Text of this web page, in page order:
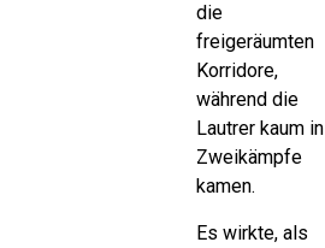
die
freigeräumten
Korridore,
während die
Lautrer kaum in
Zweikämpfe
kamen.
Es wirkte, als